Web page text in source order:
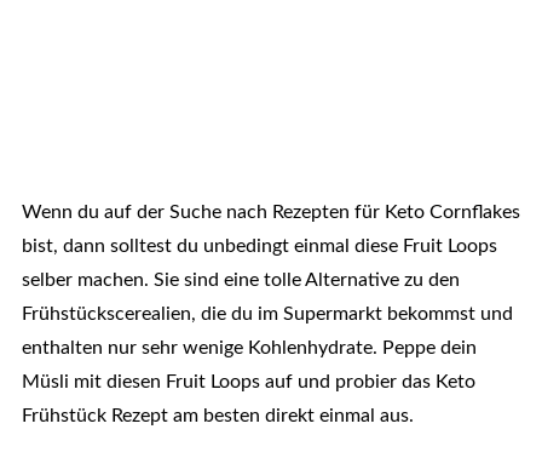
Wenn du auf der Suche nach Rezepten für Keto Cornflakes
bist, dann solltest du unbedingt einmal diese Fruit Loops
selber machen. Sie sind eine tolle Alternative zu den
Frühstückscerealien, die du im Supermarkt bekommst und
enthalten nur sehr wenige Kohlenhydrate. Peppe dein
Müsli mit diesen Fruit Loops auf und probier das Keto
Frühstück Rezept am besten direkt einmal aus.